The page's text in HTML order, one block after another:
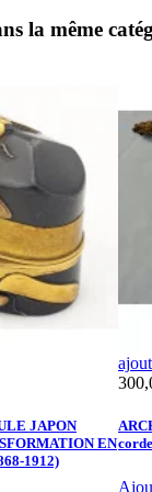
la même
JAPON
EN
1912)
Prix